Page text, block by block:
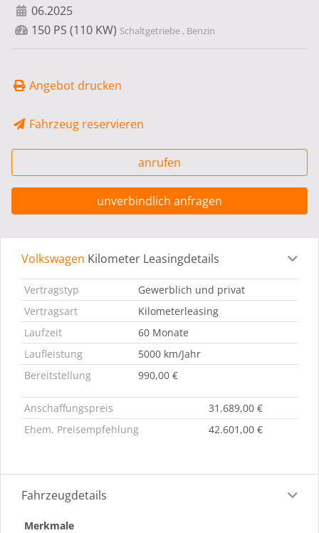
06.2025
150 PS (110 KW) Schaltgetriebe , Benzin
Angebot drucken
Fahrzeug reservieren
anrufen
unverbindlich anfragen
Leasingdetails Fahrzeugdetails Ausstattung
Volkswagen Kilometer Leasingdetails
Vertragstyp
Gewerblich und privat
Vertragsart
Kilometerleasing
Laufzeit
60 Monate
Laufleistung
5000 km/Jahr
Bereitstellung
990,00 €
Anschaffungspreis
31.689,00 €
Ehem. Preisempfehlung
42.601,00 €
Fahrzeugdetails
Merkmale